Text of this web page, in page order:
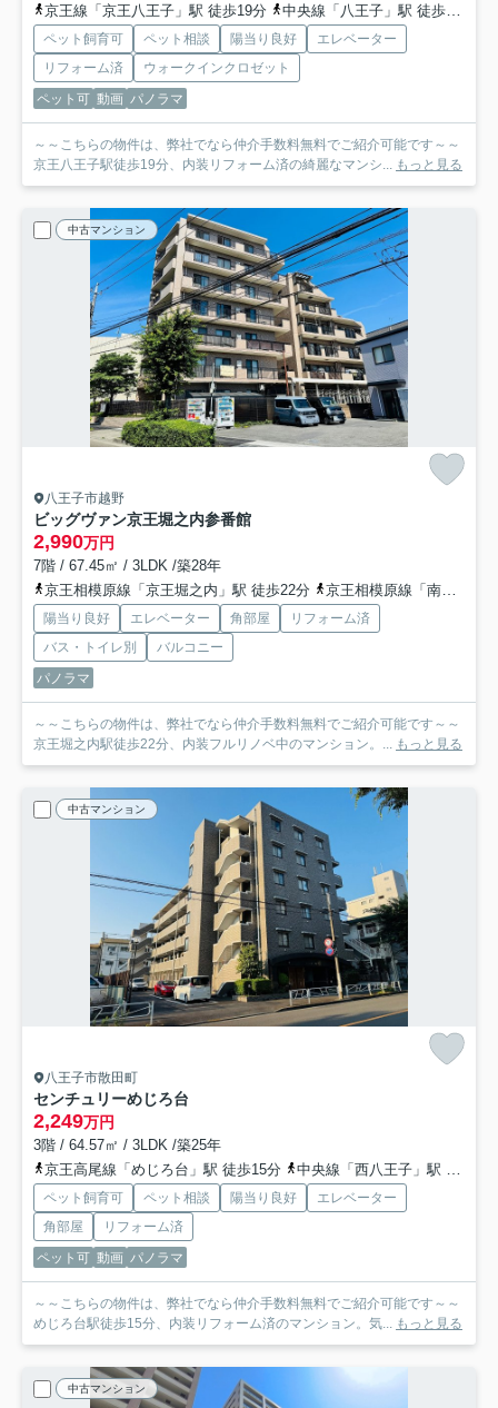
京王線「京王八王子」駅 徒歩19分
中央線「八王子」駅 徒歩26分
ペット飼育可 ペット相談 陽当り良好
エレベーター
リフォーム済
ウォークインクロゼット
ペット可 動画 パノラマ
～～こちらの物件は、弊社でなら仲介手数料無料でご紹介可能です～～
京王八王子駅徒歩19分、内装リフォーム済の綺麗なマンシ... もっと見る
中古マンション
八王子市越野
ビッグヴァン京王堀之内参番館
2,990万円
7階 / 67.45㎡ / 3LDK /築28年
京王相模原線「京王堀之内」駅 徒歩22分
京王相模原線「南大沢」駅 徒歩29分
陽当り良好 エレベーター 角部屋
リフォーム済
バス・トイレ別
バルコニー
パノラマ
～～こちらの物件は、弊社でなら仲介手数料無料でご紹介可能です～～
京王堀之内駅徒歩22分、内装フルリノベ中のマンション。... もっと見る
中古マンション
八王子市散田町
センチュリーめじろ台
2,249万円
3階 / 64.57㎡ / 3LDK /築25年
京王高尾線「めじろ台」駅 徒歩15分
中央線「西八王子」駅 徒歩22分
ペット飼育可 ペット相談 陽当り良好
エレベーター
角部屋
リフォーム済
ペット可 動画 パノラマ
～～こちらの物件は、弊社でなら仲介手数料無料でご紹介可能です～～
めじろ台駅徒歩15分、内装リフォーム済のマンション。気... もっと見る
中古マンション